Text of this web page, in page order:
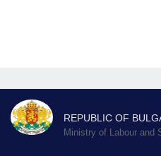
REPUBLIC OF
Ministry of Labour and